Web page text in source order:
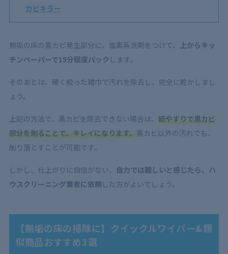
カビキラー
無垢の床の黒カビ発生部分に、塩素系洗剤をつけて、 上からキッ
チンペーパーで15分程度パック します。
そのあとは、硬く絞った雑巾で汚れを除去し、完全に乾かしまし
ょう。
上記の方法で、黒カビを除去できない場合は、 紙やすりで黒カビ
部分を削ることで、キレイになります。黒カビ以外の汚れでも、
削り落とすことが可能です。
しかし、仕上がりに自信がない、 自力では難しいと感じたら、ハ
ウスクリーニング業者に依頼 した方がよいでしょう。
【無垢の床の掃除に】クイックルワイパー&類
似商品おすすめ3選